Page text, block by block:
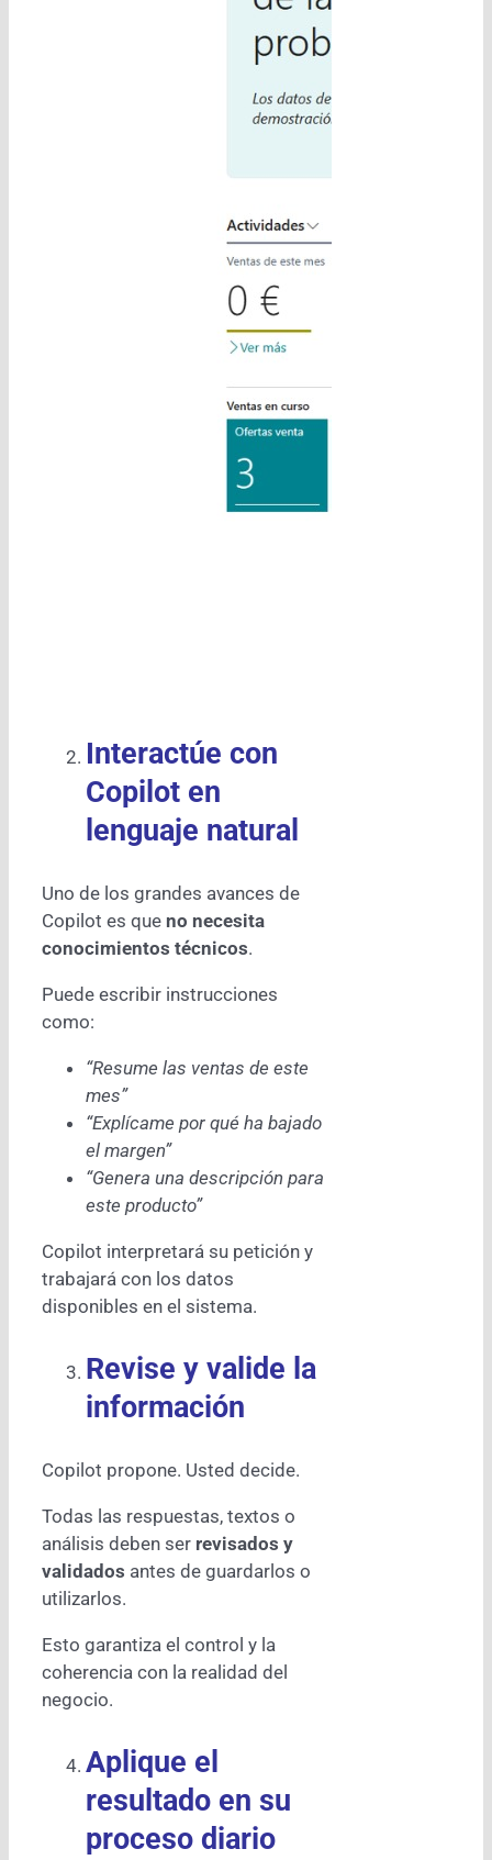
Interactúe con
Copilot en
lenguaje natural
Uno de los grandes avances de
Copilot es que no necesita
conocimientos técnicos.
Puede escribir instrucciones
como:
“Resume las ventas de este
mes”
“Explícame por qué ha bajado
el margen”
“Genera una descripción para
este producto”
Copilot interpretará su petición y
trabajará con los datos
disponibles en el sistema.
Revise y valide la
información
Copilot propone. Usted decide.
Todas las respuestas, textos o
análisis deben ser revisados y
validados antes de guardarlos o
utilizarlos.
Esto garantiza el control y la
coherencia con la realidad del
negocio.
Aplique el
resultado en su
proceso diario